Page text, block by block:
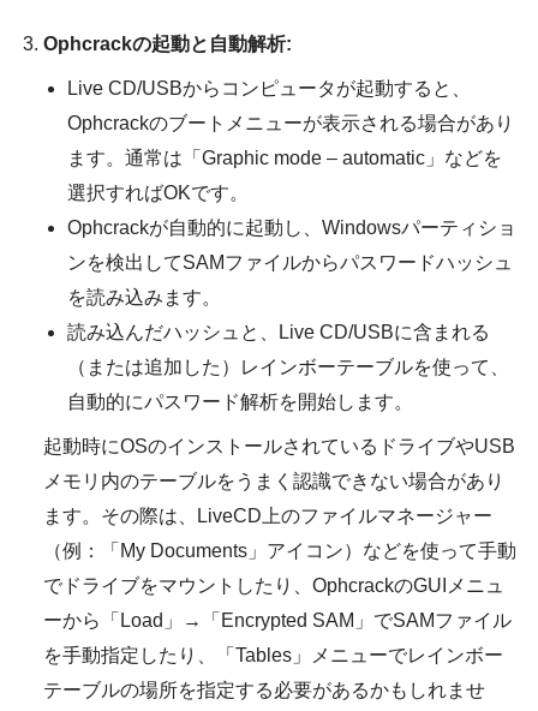
Ophcrackの起動と自動解析:
Live CD/USBからコンピュータが起動すると、
Ophcrackのブートメニューが表示される場合があり
ます。通常は「Graphic mode – automatic」などを
選択すればOKです。
Ophcrackが自動的に起動し、Windowsパーティショ
ンを検出してSAMファイルからパスワードハッシュ
を読み込みます。
読み込んだハッシュと、Live CD/USBに含まれる
（または追加した）レインボーテーブルを使って、
自動的にパスワード解析を開始します。
起動時にOSのインストールされているドライブやUSB
メモリ内のテーブルをうまく認識できない場合があり
ます。その際は、LiveCD上のファイルマネージャー
（例：「My Documents」アイコン）などを使って手動
でドライブをマウントしたり、OphcrackのGUIメニュ
ーから「Load」→「Encrypted SAM」でSAMファイル
を手動指定したり、「Tables」メニューでレインボー
テーブルの場所を指定する必要があるかもしれませ